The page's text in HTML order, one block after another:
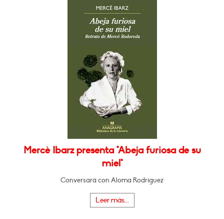
Mercè Ibarz presenta "Abeja furiosa de su
miel"
Conversará con Aloma Rodríguez
Leer más...